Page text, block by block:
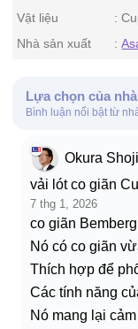
Vật liệu
Nhà sản xuất
Lựa chọn của
Bình luận nổi bật từ
Okura
vải lót co giãn
7 thg 1, 2026
co giãn
Nó có co giãn
Thích hợp để
Các tính năng
Nó mang lại